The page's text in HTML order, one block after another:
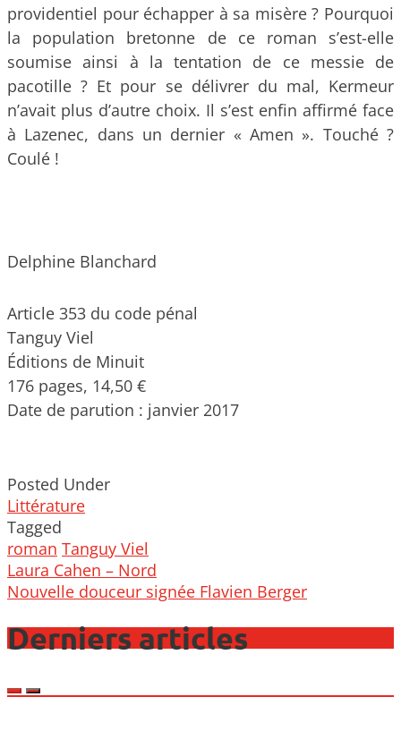
providentiel pour échapper à sa misère ? Pourquoi
la population bretonne de ce roman s’est-elle
soumise ainsi à la tentation de ce messie de
pacotille ? Et pour se délivrer du mal, Kermeur
n’avait plus d’autre choix. Il s’est enfin affirmé face
à Lazenec, dans un dernier « Amen ». Touché ?
Coulé !
Delphine Blanchard
Article 353 du code pénal
Tanguy Viel
Éditions de Minuit
176 pages, 14,50 €
Date de parution : janvier 2017
Posted Under
Littérature
Tagged
roman Tanguy Viel
Post
navigation
Laura Cahen – Nord
Nouvelle douceur signée Flavien Berger
Derniers articles